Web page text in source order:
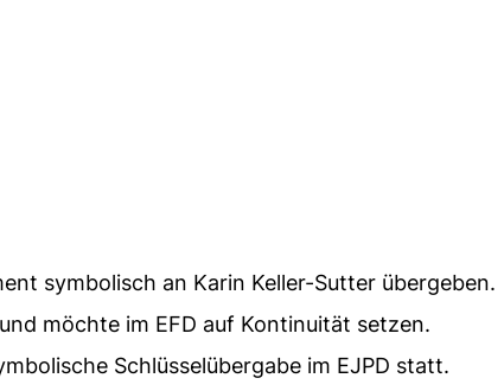
symbolisch an Karin Keller-Sutter übergeben.
möchte im EFD auf Kontinuität setzen.
Schlüsselübergabe im EJPD statt.